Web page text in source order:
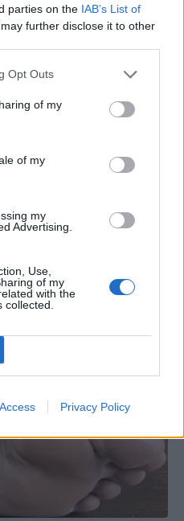
parties on the IAB’s List of
further disclose it to other
Opt Outs
of my
of my
my
Advertising.
Use,
of my
with the
Privacy Policy